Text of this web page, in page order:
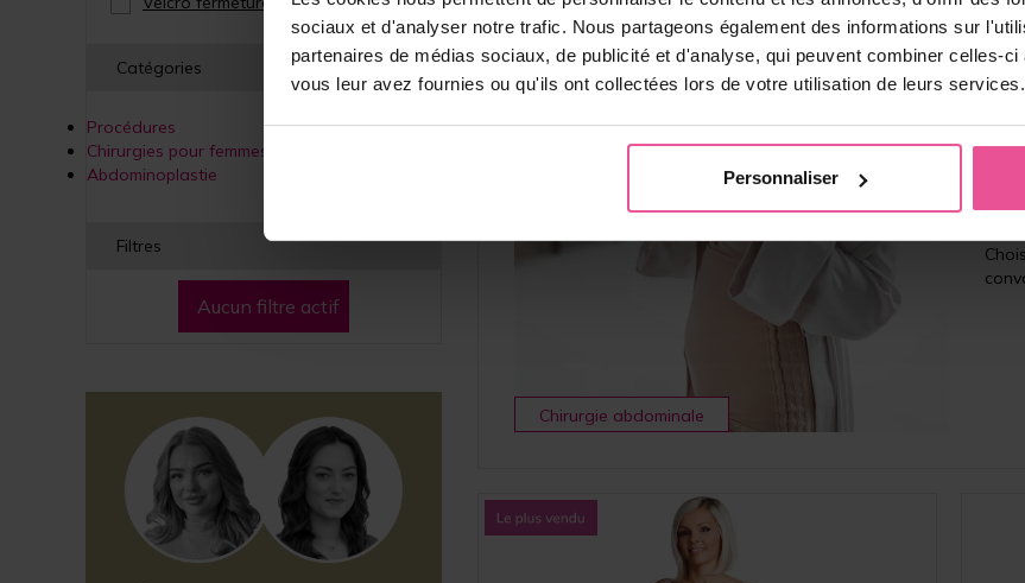
sociaux et d'analyser notre trafic. Nous partageons également des informations sur
partenaires de médias sociaux, de publicité et d'analyse, qui peuvent combiner celles-
vous leur avez fournies ou qu'ils ont collectées lors de votre utilisation de leurs services.
Personnaliser
Catégories
Procédures
Chirurgies pour femmes
Abdominoplastie
Filtres
Aucun filtre actif
125,90€
Chirurgie abdominale